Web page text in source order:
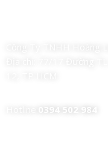
0394 502 984